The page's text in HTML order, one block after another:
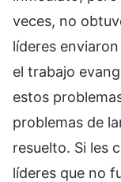
veces, no
líderes
el trabajo
estos
problemas de
resuelto. Si les
líderes que no